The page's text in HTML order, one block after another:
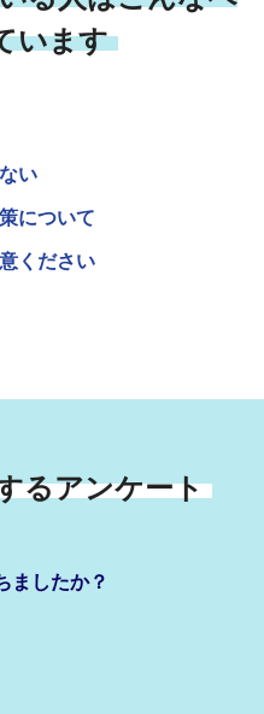
います
い
について
ください
るアンケート
ましたか？